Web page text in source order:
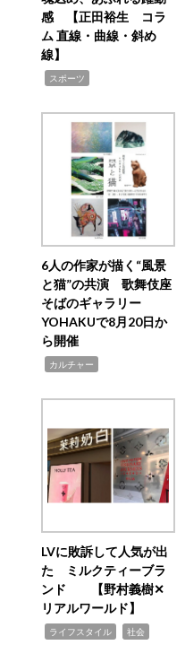
感 【正田裕生 コラ
ム 直線・曲線・斜め
線】
スポーツ
6人の作家が描く“風景
と猫”の共演 歌舞伎座
そばのギャラリー
YOHAKUで8月20日か
ら開催
カルチャー
LVに敗訴して人気が出
た ミルクティーブラ
ンド 【野村義樹✕
リアルワールド】
ライフスタイル 社会